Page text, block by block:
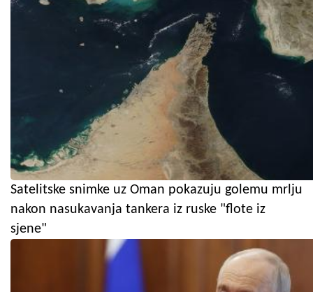
Satelitske snimke uz Oman pokazuju golemu mrlju
nakon nasukavanja tankera iz ruske "flote iz
sjene"